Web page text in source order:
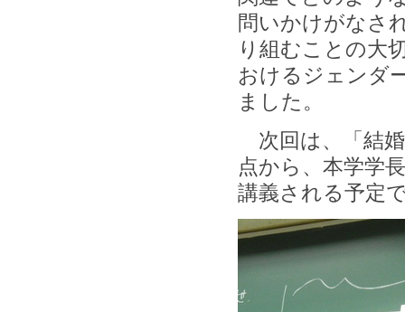
問いかけがなさ
り組むことの大
おけるジェンダ
ました。
次回は、「結
点から、本学学
講義される予定